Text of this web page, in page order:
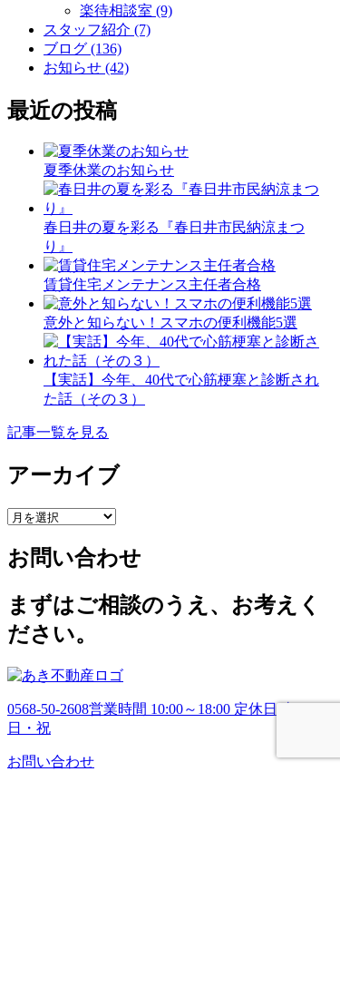
楽待相談室 (9)
スタッフ紹介 (7)
ブログ (136)
お知らせ (42)
最近の投稿
夏季休業のお知らせ
春日井の夏を彩る『春日井市民納涼まつ
り』
賃貸住宅メンテナンス主任者合格
意外と知らない！スマホの便利機能5選
【実話】今年、40代で心筋梗塞と診断され
た話（その３）
記事一覧を見る
アーカイブ
ア
カ
イ
ブ
お問い合わせ
まずはご相談のうえ、お考えく
ださい。
0568-50-2608営業時間 10:00～18:00 定休日 土・
日・祝
お問い合わせ